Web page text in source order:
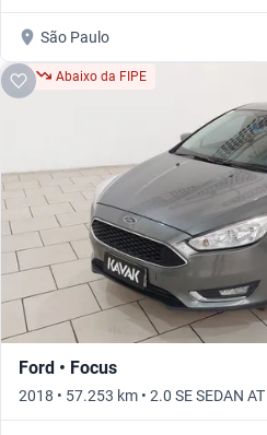
São Paulo
Abaixo da FIPE
Ford • Focus
2018 • 57.253 km • 2.0 SE SEDAN